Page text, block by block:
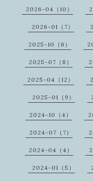
2026-04（10）
2026-01（7）
2025-10（6）
2025-07（8）
2025-04（12）
2025-01（9）
2024-10（4）
2024-07（7）
2024-04（4）
2024-01（5）